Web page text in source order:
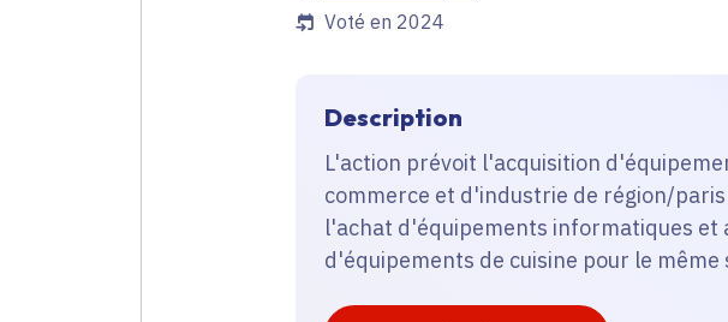
Voté en 2024
Description
L'action prévoit l'acquisition
commerce et d'industrie de région/
l'achat d'équipements informatiques et
d'équipements de cuisine pour le même